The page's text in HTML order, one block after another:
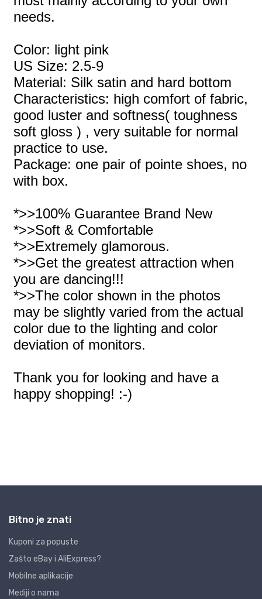
Bitno je znati
Kuponi za popuste
Zašto eBay i AliExpress?
Mobilne aplikacije
Mediji o nama